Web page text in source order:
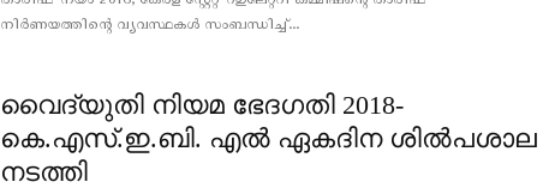
നിര്‍ണയത്തിന്റെ വ്യവസ്ഥകള്‍ സംബന്ധിച്ച്...
വൈദ്യുതി നിയമ ഭേദഗതി 2018-
കെ.എസ്.ഇ.ബി. എൽ ഏകദിന ശില്‍പശാല
നടത്തി